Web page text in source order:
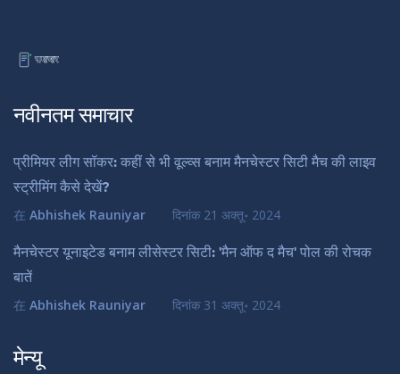
नवीनतम समाचार
प्रीमियर लीग सॉकर: कहीं से भी वूल्व्स बनाम मैनचेस्टर सिटी मैच की लाइव
स्ट्रीमिंग कैसे देखें?
在 Abhishek Rauniyar दिनांक 21 अक्तू॰ 2024
मैनचेस्टर यूनाइटेड बनाम लीसेस्टर सिटी: 'मैन ऑफ द मैच' पोल की रोचक
बातें
在 Abhishek Rauniyar दिनांक 31 अक्तू॰ 2024
मेन्यू